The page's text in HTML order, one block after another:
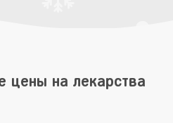
цены на лекарства